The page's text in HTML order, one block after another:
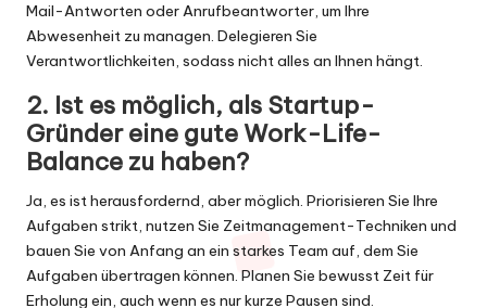
Mail-Antworten oder Anrufbeantworter, um Ihre
Abwesenheit zu managen. Delegieren Sie
Verantwortlichkeiten, sodass nicht alles an Ihnen hängt.
2. Ist es möglich, als Startup-
Gründer eine gute Work-Life-
Balance zu haben?
Ja, es ist herausfordernd, aber möglich. Priorisieren Sie Ihre
Aufgaben strikt, nutzen Sie Zeitmanagement-Techniken und
bauen Sie von Anfang an ein starkes Team auf, dem Sie
Aufgaben übertragen können. Planen Sie bewusst Zeit für
Erholung ein, auch wenn es nur kurze Pausen sind.